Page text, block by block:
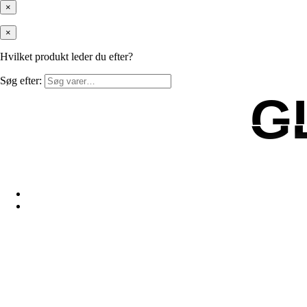
×
×
Hvilket produkt leder du efter?
Søg efter: